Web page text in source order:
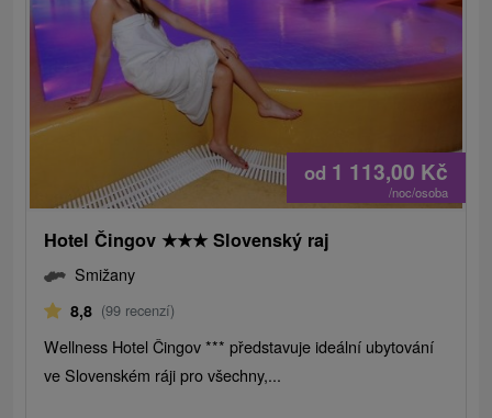
od 1 113,00 Kč
/noc/osoba
Hotel Čingov ★★★ Slovenský raj
Smižany
8,8 (99 recenzí)
Wellness Hotel Čingov *** představuje ideální ubytování
ve Slovenském ráji pro všechny,...